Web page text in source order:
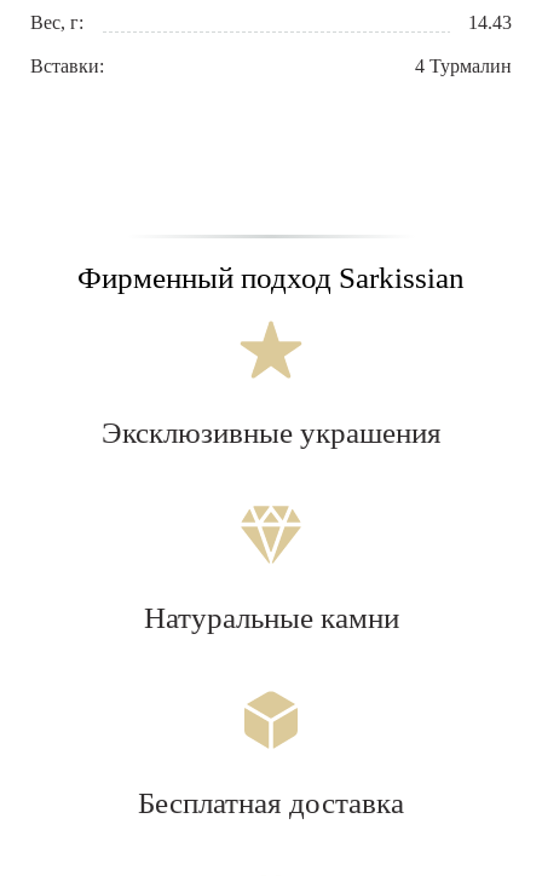
Вес, г: 14.43
Вставки: 4 Турмалин
Фирменный подход Sarkissian
Эксклюзивные украшения
Натуральные камни
Бесплатная доставка